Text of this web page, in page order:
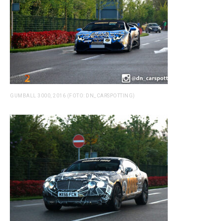
GUMBALL 3000, 2016 (FOTO: DN_CARSPOTTING)